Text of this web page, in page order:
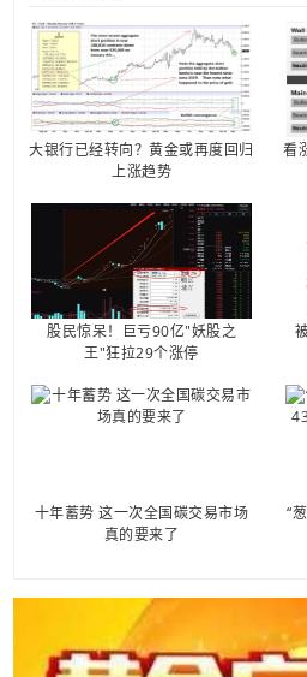
大银行已经转向？黄金或再度回归
上涨趋势
看
股民惊呆！巨亏90亿"妖股之
王"狂拉29个涨停
十年蓄势 这一次全国碳交易市场
真的要来了
“